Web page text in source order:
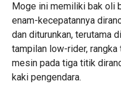
Moge ini memiliki bak oli
enam-kecepatannya
dan diturunkan, terutama
tampilan low-rider,
mesin pada tiga titik
kaki pengendara.